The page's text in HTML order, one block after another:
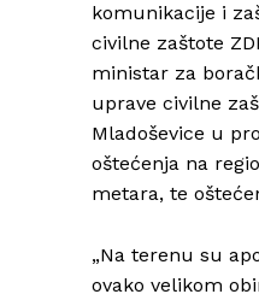
komunikacije i
civilne zaštote
ministar za
uprave civilne
Mladoševice u
oštećenja na
metara, te
„Na terenu su
ovako velikom